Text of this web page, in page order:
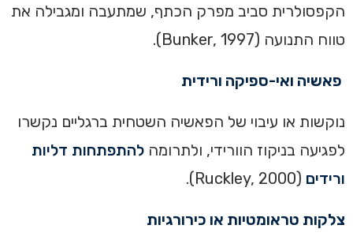
הקפסולרית סביב מפרק הכתף, שמתעבה ומגבילה את
טווח התנועה (Bunker, 1997).
פאשיה ואי-ספיקה ורידית
נוקשות או עיבוי של הפאשיה השטחית ברגליים נקשרו
לפגיעה בניקוז הוורידי, ולתרומה להתפתחות דליות
ורידים (Ruckley, 2000).
צלקות טראומטיות או כירורגיות